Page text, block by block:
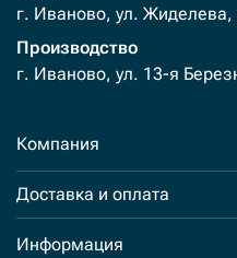
г. Иваново, ул. Жиделева,
Производство
г. Иваново, ул. 13-я
Компания
Доставка и оплата
Информация